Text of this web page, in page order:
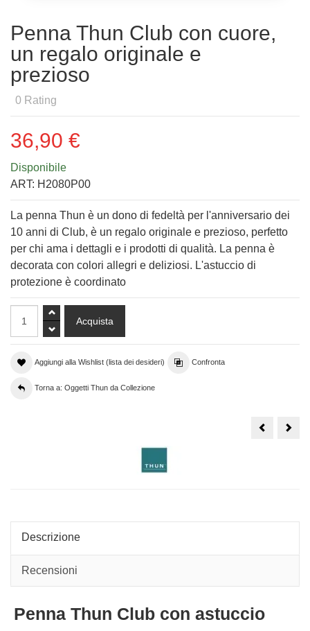
Penna Thun Club con cuore,
un regalo originale e
prezioso
0 Rating
36,90 €
Disponibile
ART: H2080P00
La penna Thun è un dono di fedeltà per l'anniversario dei
10 anni di Club, è un regalo originale e prezioso, perfetto
per chi ama i dettagli e i prodotti di qualità. La penna è
decorata con colori allegri e deliziosi. L'astuccio di
protezione è coordinato
Aggiungi alla Wishlist (lista dei desideri) Confronta
Torna a: Oggetti Thun da Collezione
Anatra
Descrizione
Recensioni
Penna Thun Club con astuccio